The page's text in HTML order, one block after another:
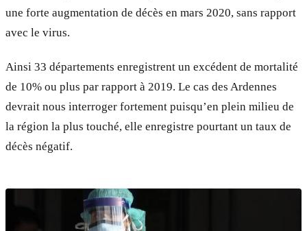
une forte augmentation de décès en mars 2020, sans rapport
avec le virus.
Ainsi 33 départements enregistrent un excédent de mortalité
de 10% ou plus par rapport à 2019. Le cas des Ardennes
devrait nous interroger fortement puisqu’en plein milieu de
la région la plus touché, elle enregistre pourtant un taux de
décès négatif.